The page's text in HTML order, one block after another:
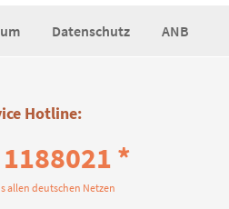
Datenschutz ANB
Hotline:
*
allen deutschen Netzen